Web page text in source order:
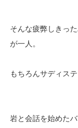
そんな疲弊しきっ
が一人。
もちろんサディス
岩と会話を始めた